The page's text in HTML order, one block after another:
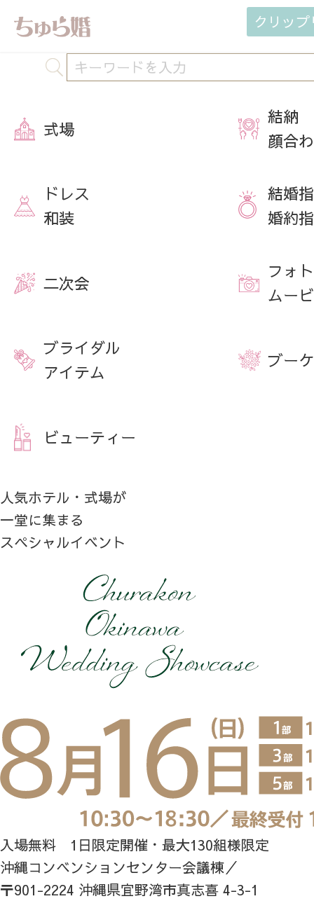
クリッ
式場
結納
顔合
ドレス
和装
結婚
婚約
二次会
フォト
ムー
ブライダル
アイテム
ブーケ
ビューティー
人気ホテル・式場が
一堂に集まる
スペシャルイベント
入場無料 1日限定開催・最大130組様限定
沖縄コンベンションセンター会議棟／
〒901-2224 沖縄県宜野湾市真志喜 4-3-1